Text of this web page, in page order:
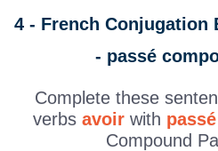
4 - French Conjugation
- passé
Complete these
verbs avoirwith
Compound